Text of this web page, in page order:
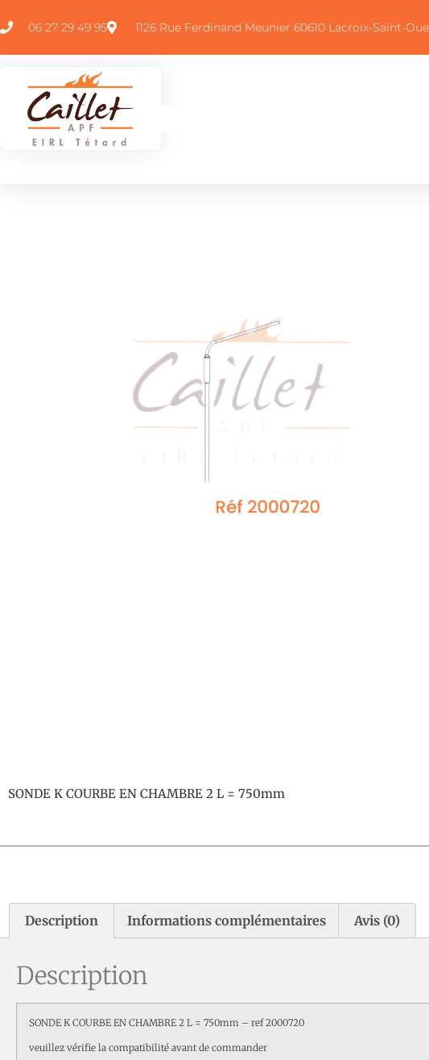
06 27 29 49 95 1126 Rue Ferdinand Meunier 60610 Lacroix-Saint-
SONDE K COURBE EN CHAMBRE 2 L = 750mm
Description Informations complémentaires Avis (0)
Description
SONDE K COURBE EN CHAMBRE 2 L = 750mm – ref 2000720
veuillez vérifie la compatibilité avant de commander